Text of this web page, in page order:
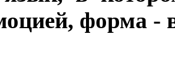
форма -